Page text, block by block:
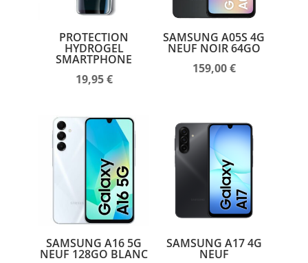
PROTECTION
HYDROGEL
SMARTPHONE
19,95€
SAMSUNG A05S 4G
NEUF NOIR 64GO
159,00€
SAMSUNG A16 5G
NEUF 128GO BLANC
SAMSUNG A17 4G
NEUF